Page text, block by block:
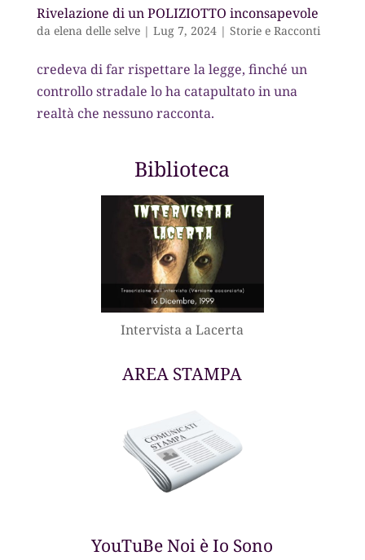
Rivelazione di un POLIZIOTTO inconsapevole
da elena delle selve| Lug 7, 2024| Storie e Racconti
credeva di far rispettare la legge, finché un
controllo stradale lo ha catapultato in una
realtà che nessuno racconta.
Biblioteca
Intervista a Lacerta
AREA STAMPA
YouTuBe Noi è Io Sono